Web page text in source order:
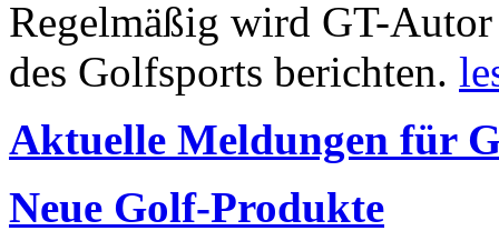
Regelmäßig wird GT-
des Golfsports berichten.
Aktuelle Meldungen für
Neue Golf-Produkte